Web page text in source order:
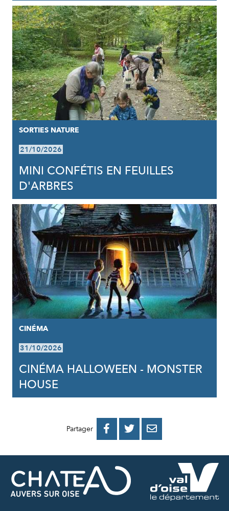
SORTIES NATURE
21/10/2026
MINI CONFÉTIS EN FEUILLES
D'ARBRES
CINÉMA
31/10/2026
CINÉMA HALLOWEEN - MONSTER
HOUSE
Partager 
PARTAGER
FACEBOOK
PARTAGER
PARTAGER
MAIL